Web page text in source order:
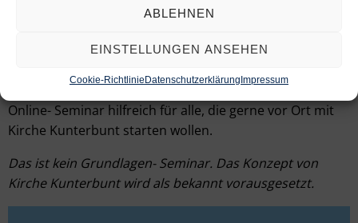
ABLEHNEN
EINSTELLUNGEN ANSEHEN
Cookie-RichtlinieDatenschutzerklärungImpressum
beachten? Wie finden wir ein Team? Wo bekomme ich
wie das Konzept von Kirche Kunterbunt in der Praxis
Erfahrungen einer Kirche Kunterbunt Praktikerin ist das
Online- Seminar hilfreich für alle, die gerne vor Ort mit
Kirche Kunterbunt starten wollen.
Das ist kein Grundlagen- Seminar. Das Konzept von
Kirche Kunterbunt wird als bekannt vorausgesetzt.